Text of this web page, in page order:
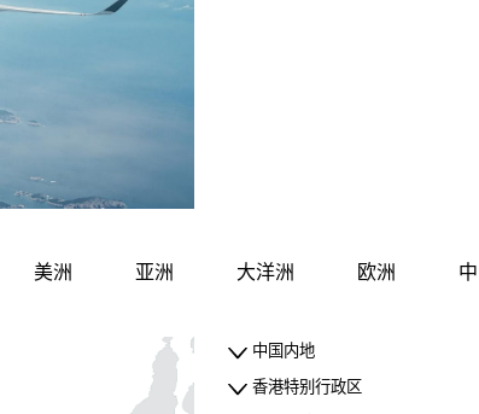
美洲 亚洲 大洋洲 欧洲
中国内地
香港特别行政区